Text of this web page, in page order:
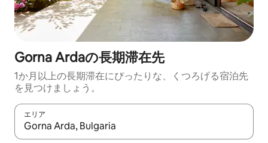
Gorna Ardaの長期滞在先
1か月以上の長期滞在にぴったりな、くつろげる宿泊先
を見つけましょう。
エリア
検索結果が表示されたら、上下の矢印キーを使って移動するか